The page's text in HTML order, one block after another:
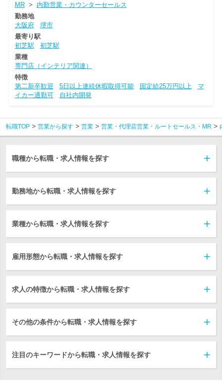
MR> 内勤営業・カウンターセールス
勤務地
大阪府
堺市
最寄り駅
初芝駅
初芝駅
業種
専門店（インテリア関連）
特徴
第二新卒歓迎
5日以上連続休暇取得可能 固定給25万円以上
マ
イカー通勤可
自社内開発
転職TOP 営業から探す 営業 営業・代理店営業・ルートセールス・MR
職種から転職・求人情報を探す
勤務地から転職・求人情報を探す
業種から転職・求人情報を探す
雇用形態から転職・求人情報を探す
求人の特徴から転職・求人情報を探す
その他の条件から転職・求人情報を探す
注目のキーワードから転職・求人情報を探す